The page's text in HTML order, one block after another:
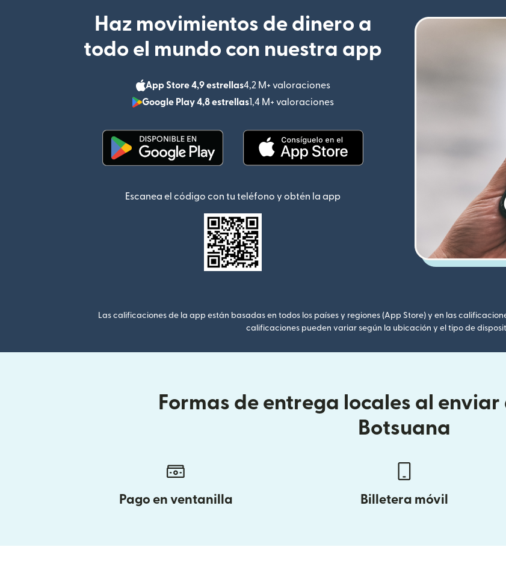
Haz movimientos de dinero a
todo el mundo con nuestra app
App Store 4,9 estrellas4,2 M+ valoraciones
(se abre en una ventana nueva)
Google Play 4,8 estrellas1,4 M+ valoraciones
(se abre en una ventana nueva)
Escanea el código con tu teléfono y obtén la app
Las calificaciones de la app están basadas en todos los países y regiones (App Store) y en las
calificaciones pueden variar según la ubicación y el tipo de
Formas de entrega locales al
Botsuana
Pago en ventanilla Billetera móvil